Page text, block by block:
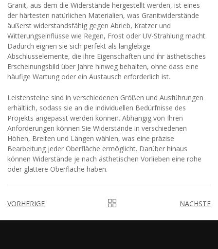
Granit, aus dem die Widerstände hergestellt werden, ist eines
der härtesten natürlichen Materialien, was Granitwiderstände
äußerst widerstandsfähig gegen Abrieb, Kratzer und
Witterungseinflüsse wie Regen, Frost oder UV-Strahlung macht.
Dadurch eignen sie sich perfekt als langlebige
Abschlusselemente, die ihre Eigenschaften und ihr ästhetisches
Erscheinungsbild über Jahre hinweg behalten, ohne dass eine
häufige Wartung oder ein Austausch erforderlich ist.
Leistensteine sind in verschiedenen Größen und Ausführungen
erhältlich, sodass sie an die individuellen Bedürfnisse des
Projekts angepasst werden können. Abhängig von Ihren
Anforderungen können Sie Widerstände in verschiedenen
Höhen, Breiten und Längen wählen, was eine präzise
Bearbeitung jeder Oberfläche ermöglicht. Darüber hinaus
können Widerstände je nach ästhetischen Vorlieben eine rohe
oder glattere Oberfläche haben.
VORHERIGE NACHSTE